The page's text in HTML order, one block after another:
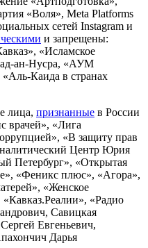
«Воля», Meta Platforms
сетей Instagram и
и запрещены:
«Исламское
ан-Нусра, «АУМ
Каида в странах
лица, признанные в России
врачей», «Лига
«В защиту прав
Центр Юрия
Петербург», «Открытая
«Феникс плюс», «Агора»,
«Женское
«Радио
Савицкая
Евгеньевич,
Дарья